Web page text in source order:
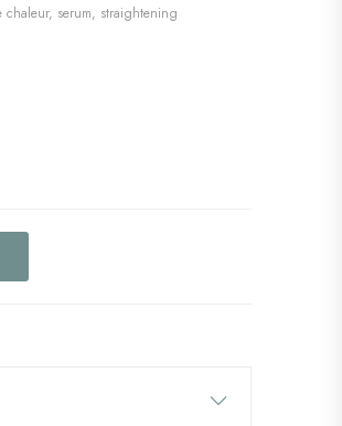
chaleur, serum, straightening